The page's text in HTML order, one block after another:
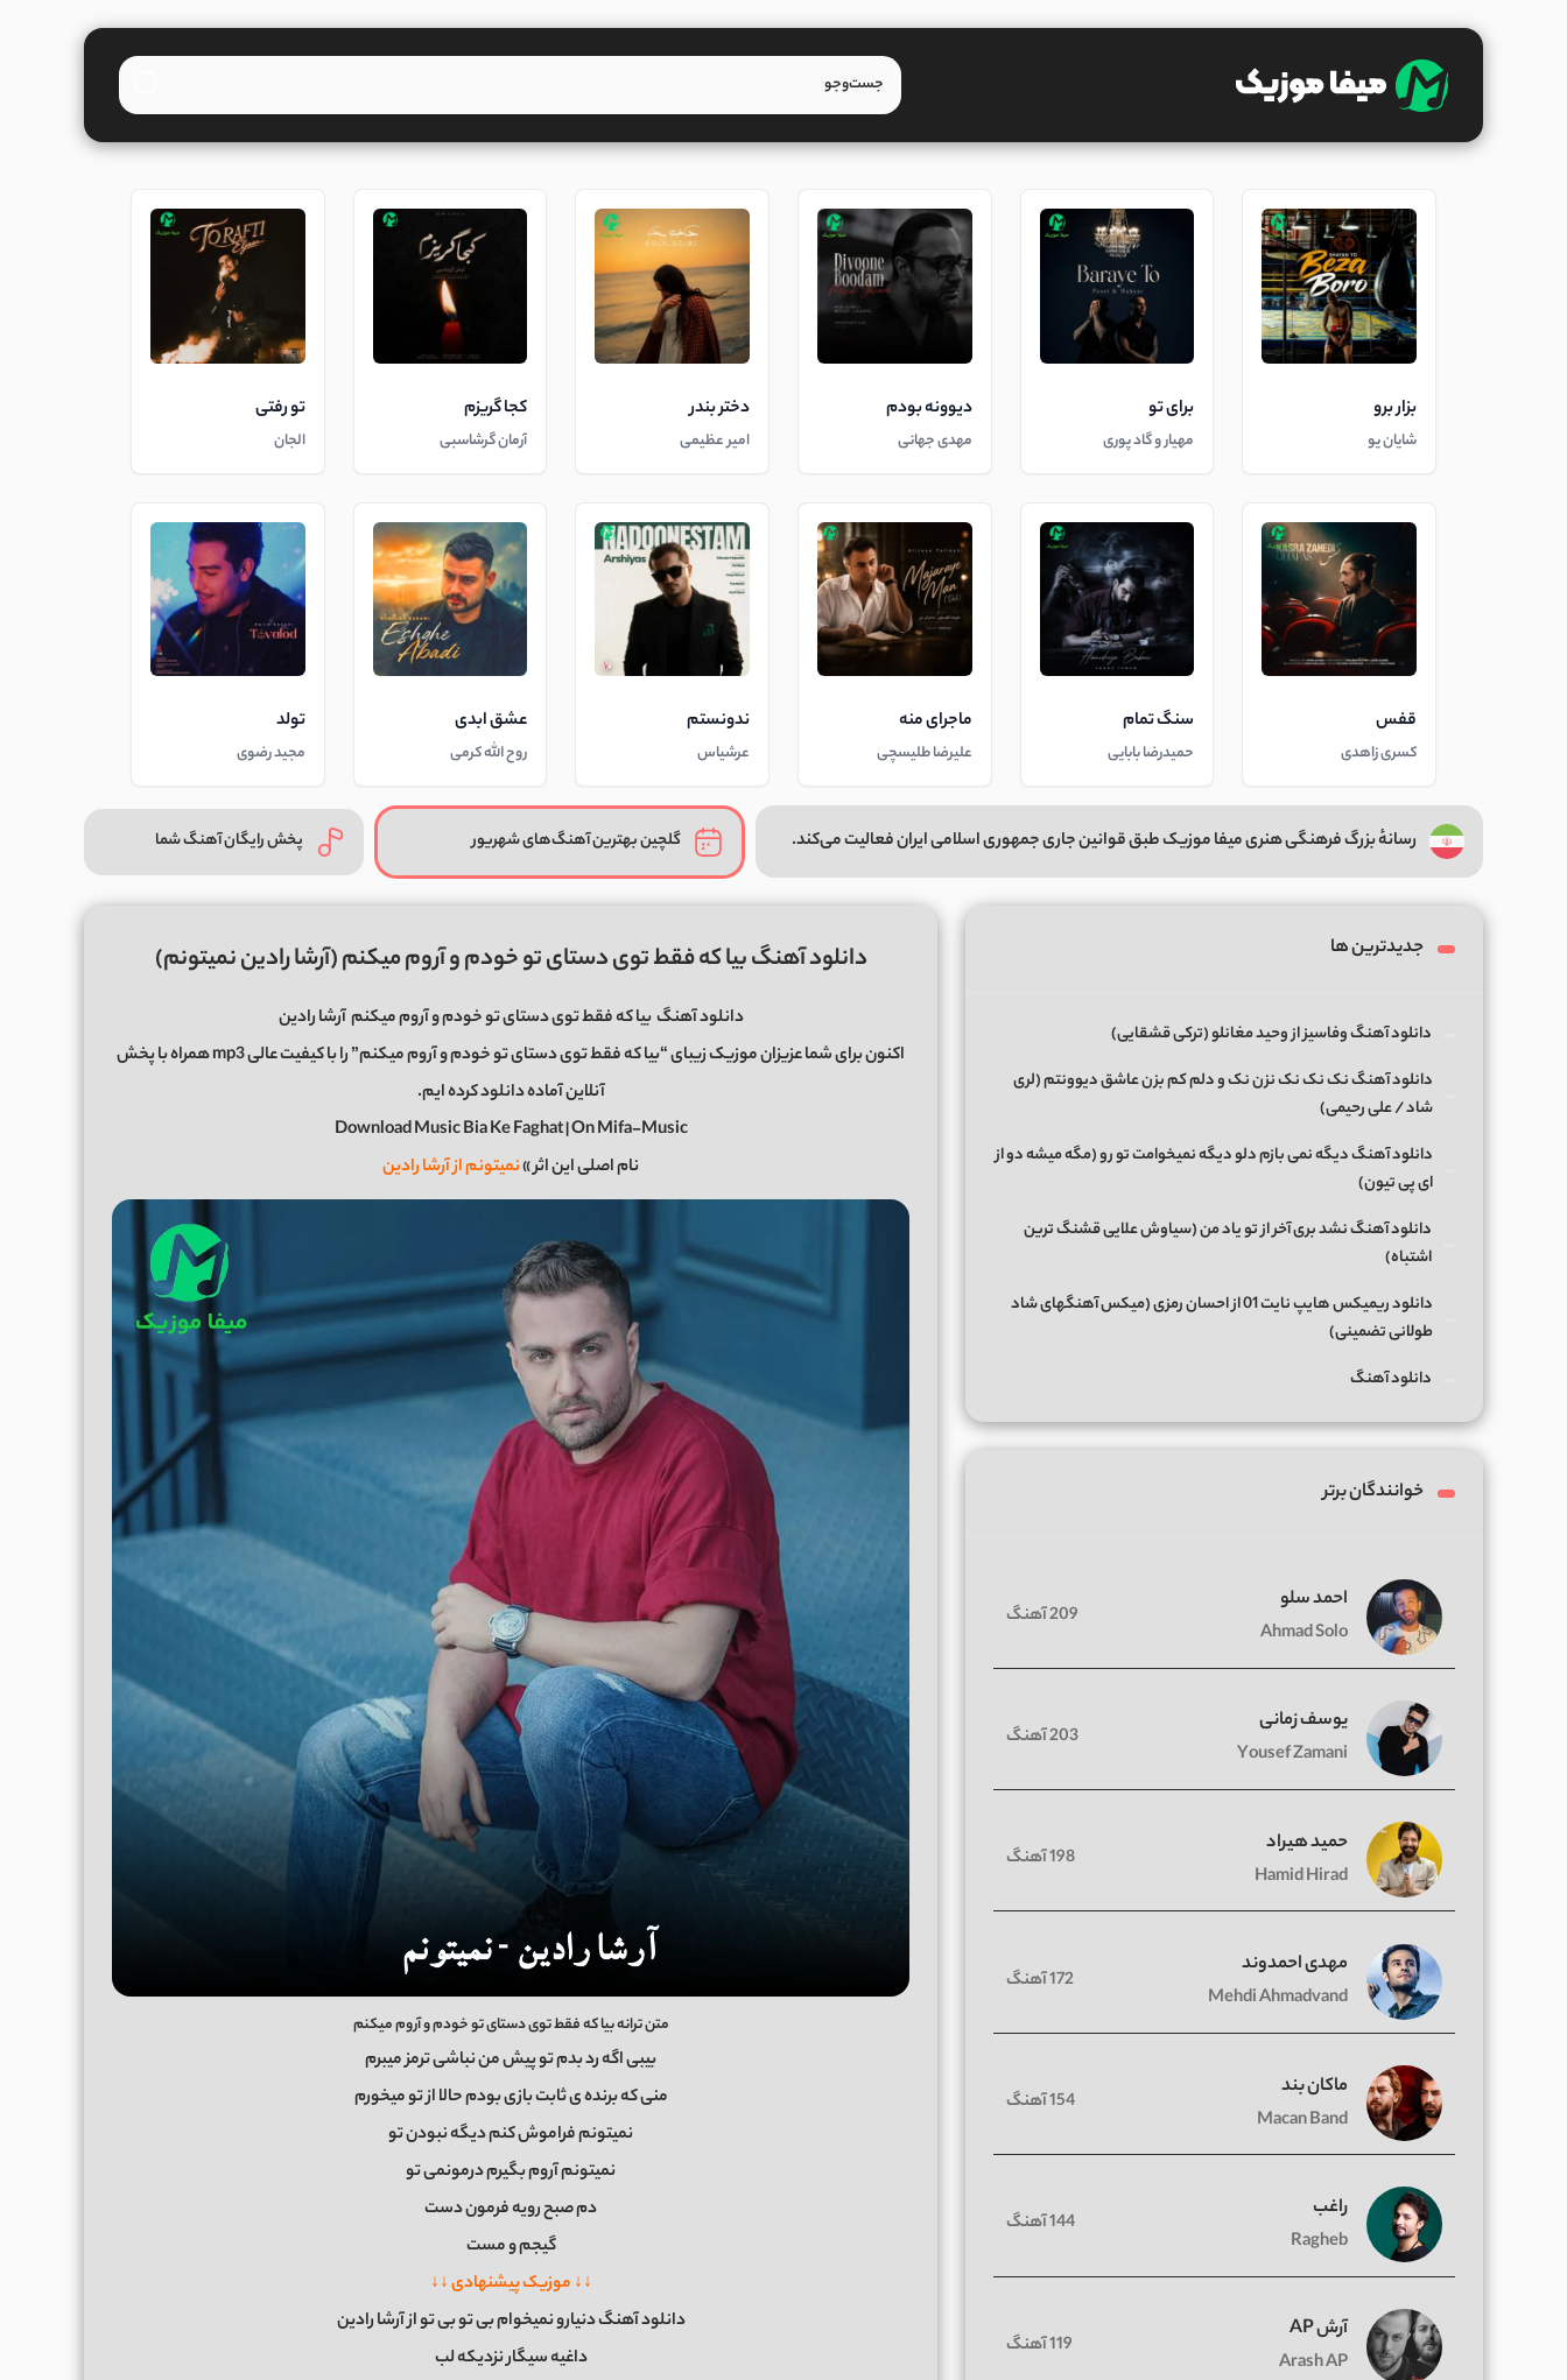
بزار برو
شایان یو
برای تو
مهیار و گاد پوری
دیوونه بودم
مهدی جهانی
دختر بندر
امیر عظیمی
کجا گریزم
آرمان گرشاسبی
تو رفتی
الجان
قفس
کسری زاهدی
سنگ تمام
حمیدرضا بابایی
ماجرای منه
علیرضا طلیسچی
ندونستم
عرشیاس
عشق ابدی
روح الله کرمی
تولد
مجید رضوی
رسانهٔ بزرگ فرهنگی هنری میفا موزیک طبق قوانین جاری جمهوری اسلامی ایران فعالیت می‌کند. گلچین بهترین آهنگ‌های شهریور پخش رایگان آهنگ شما
دانلود آهنگ بیا که فقط توی دستای تو خودم و آروم میکنم (آرشا رادین نمیتونم)
دانلود آهنگبیا که فقط توی دستای تو خودم و آروم میکنمآرشا رادین
اکنون برای شما عزیزان موزیک زیبای “بیا که فقط توی دستای تو خودم و آروم میکنم” را با کیفیت عالی mp3 همراه با پخش
آنلاین آماده دانلود کرده ایم.
Download Music Bia Ke Faghat | On Mifa-Music
نام اصلی این اثر »نمیتونم از آرشا رادین
متن ترانه بیا که فقط توی دستای تو خودم و آروم میکنم
بیبی اگه رد بدم تو پیش من نباشی ترمز میبرم
منی که برنده ی ثابت بازی بودم حالا از تو میخورم
نمیتونم فراموش کنم دیگه نبودن تو
نمیتونم آروم بگیرم درمونمی تو
دم صبح رویه فرمون دست
گیجم و مست
↓↓ موزیک پیشنهادی ↓↓
دانلود آهنگ دنیارو نمیخوام بی تو بی تو از آرشا رادین
داغیه سیگار نزدیکه لب
جدیدترین ها
دانلود آهنگ وفاسیز از وحید مغانلو (ترکی قشقایی)
دانلود آهنگ نک نک نک نزن نک و دلم کم بزن عاشق دیوونتم (لری
شاد / علی رحیمی)
دانلود آهنگ دیگه نمی بازم دلو دیگه نمیخوامت تو رو (مگه میشه دو از
ای پی تیون)
دانلود آهنگ نشد بری آخر از تو یاد من (سیاوش علایی قشنگ ترین
اشتباه)
دانلود ریمیکس هایپ نایت 01 از احسان رمزی (میکس آهنگهای شاد
طولانی تضمینی)
دانلود آهنگ
خوانندگان برتر
احمد سلو
Ahmad Solo
209 آهنگ
یوسف زمانی
Yousef Zamani
203 آهنگ
حمید هیراد
Hamid Hirad
198 آهنگ
مهدی احمدوند
Mehdi Ahmadvand
172 آهنگ
ماکان بند
Macan Band
154 آهنگ
راغب
Ragheb
144 آهنگ
آرش AP
Arash AP
119 آهنگ